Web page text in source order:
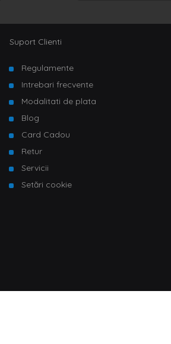
Suport Clienti
Regulamente
Intrebari frecvente
Modalitati de plata
Blog
Card Cadou
Retur
Servicii
Setări cookie